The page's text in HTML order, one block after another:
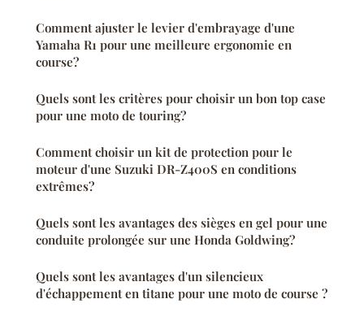
Comment ajuster le levier d'embrayage d'une
Yamaha R1 pour une meilleure ergonomie en
course?
Quels sont les critères pour choisir un bon top case
pour une moto de touring?
Comment choisir un kit de protection pour le
moteur d'une Suzuki DR-Z400S en conditions
extrêmes?
Quels sont les avantages des sièges en gel pour une
conduite prolongée sur une Honda Goldwing?
Quels sont les avantages d'un silencieux
d'échappement en titane pour une moto de course ?